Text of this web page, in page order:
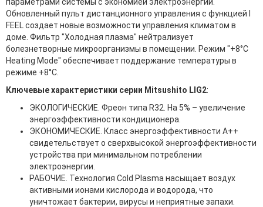
Обновленный пульт дистанционного управления с функцией I
FEEL создает новые возможности управления климатом в
доме. Фильтр "Холодная плазма" нейтрализует
болезнетворные микроорганизмы в помещении. Режим "+8°C
Heating Mode" обеспечивает поддержание температуры в
режиме +8°C.
Ключевые характеристики серии Mitsushito LIG2:
ЭКОЛОГИЧЕСКИЕ. Фреон типа R32. На 5% – увеличение
энергоэффективности кондиционера.
ЭКОНОМИЧЕСКИЕ. Класс энергоэффективности А++
свидетельствует о сверхвысокой энергоэффективности
устройства при минимальном потреблении
электроэнергии.
РАБОЧИЕ. Технология Cold Plasma насыщает воздух
активными ионами кислорода и водорода, что
уничтожает бактерии, вирусы и неприятные запахи.